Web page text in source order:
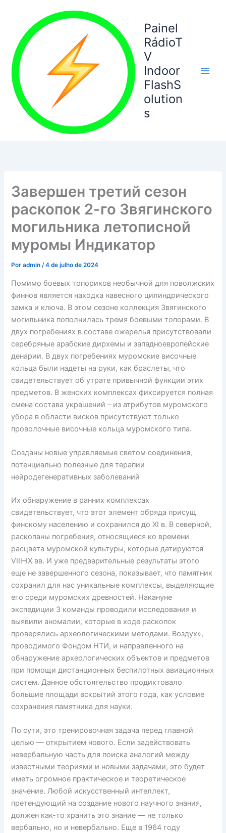
conteúdo
Painel
RádioT
V
Indoor
FlashS
olution
s
Завершен третий сезон
раскопок 2-го Звягинского
могильника летописной
муромы Индикатор
Poradmin/4 de julho de 2024
Помимо боевых топориков необычной для поволжских
финнов является находка навесного цилиндрического
замка и ключа. В этом сезоне коллекция Звягинского
могильника пополнилась тремя боевыми топорами. В
двух погребениях в составе ожерелья присутствовали
серебряные арабские дирхемы и западноевропейские
денарии. В двух погребениях муромские височные
кольца были надеты на руки, как браслеты, что
свидетельствует об утрате привычной функции этих
предметов. В женских комплексах фиксируется полная
смена состава украшений – из атрибутов муромского
убора в области висков присутствуют только
проволочные височные кольца муромского типа.
Созданы новые управляемые светом соединения,
потенциально полезные для терапии
нейродегенеративных заболеваний
Их обнаружение в ранних комплексах
свидетельствует, что этот элемент обряда присущ
финскому населению и сохранился до XI в. В северной,
раскопаны погребения, относящиеся ко времени
расцвета муромской культуры, которые датируются
VIII–IX вв. И уже предварительные результаты этого
еще не завершенного сезона, показывает, что памятник
сохранил для нас уникальные комплексы, выделяющие
его среди муромских древностей. Накануне
экспедиции 3 команды проводили исследования и
выявили аномалии, которые в ходе раскопок
проверялись археологическими методами. Воздух»,
проводимого Фондом НТИ, и направленного на
обнаружение археологических объектов и предметов
при помощи дистанционных беспилотных авиационных
систем. Данное обстоятельство продиктовало
большие площади вскрытий этого года, как условие
сохранения памятника для науки.
По сути, это тренировочная задача перед главной
целью — открытием нового. Если задействовать
невербальную часть для поиска аналогий между
известными теориями и новыми задачами, это будет
иметь огромное практическое и теоретическое
значение. Любой искусственный интеллект,
претендующий на создание нового научного знания,
должен как-то хранить это знание — не только
вербально, но и невербально. Еще в 1964 году